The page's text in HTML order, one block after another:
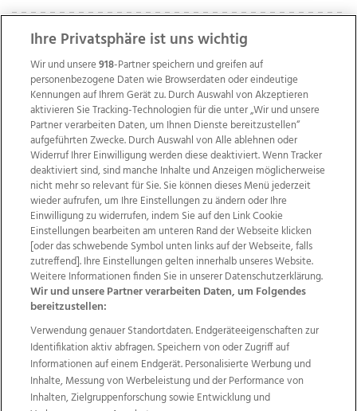
Wir über uns Mediadaten Kontakt
Jobs
Datenschutz
Impressum
AGB Anzeigekunden
AGB Website
Ehrenkodex Politische Werbung
Weitere Angebote des Medienhauses Wimmer
TV1 di-mog-i.at OÖNow
Ischler Woche
Life Radio
OÖNachrichten
OÖN Immobilien
OÖN Karriere
OÖN Reise
Promenaden Galerien
Regionaljobs
wasistlos.at wirtrauern.at
Ihre Privatsphäre ist uns wichtig
Wir und unsere918-Partner speichern und greifen auf
personenbezogene Daten wie Browserdaten oder eindeutige
Kennungen auf Ihrem Gerät zu. Durch Auswahl von Akzeptieren
aktivieren Sie Tracking-Technologien für die unter „Wir und unsere
Partner verarbeiten Daten, um Ihnen Dienste bereitzustellen“
aufgeführten Zwecke. Durch Auswahl von Alle ablehnen oder
Widerruf Ihrer Einwilligung werden diese deaktiviert. Wenn Tracker
deaktiviert sind, sind manche Inhalte und Anzeigen möglicherweise
nicht mehr so relevant für Sie. Sie können dieses Menü jederzeit
wieder aufrufen, um Ihre Einstellungen zu ändern oder Ihre
Einwilligung zu widerrufen, indem Sie auf den Link Cookie
Einstellungen bearbeiten am unteren Rand der Webseite klicken
[oder das schwebende Symbol unten links auf der Webseite, falls
zutreffend]. Ihre Einstellungen gelten innerhalb unseres Website.
Weitere Informationen finden Sie in unserer Datenschutzerklärung.
Wir und unsere Partner verarbeiten Daten, um Folgendes
bereitzustellen:
Verwendung genauer Standortdaten. Endgeräteeigenschaften zur
Identifikation aktiv abfragen. Speichern von oder Zugriff auf
Informationen auf einem Endgerät. Personalisierte Werbung und
Inhalte, Messung von Werbeleistung und der Performance von
Inhalten, Zielgruppenforschung sowie Entwicklung und